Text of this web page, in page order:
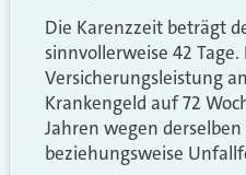
Die Karenzzeit beträgt
sinnvollerweise 42
Versicherungsleistung
Krankengeld auf 72
Jahren wegen
beziehungsweise